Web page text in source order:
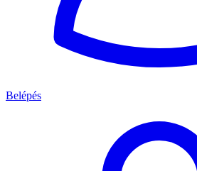
Belépés